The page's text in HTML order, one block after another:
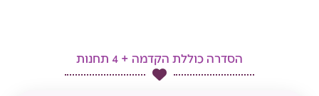
הסדרה כוללת הקדמה + 4 תחנות